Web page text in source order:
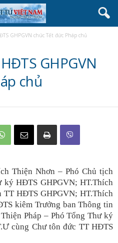
GHPGVN chúc Tết đức Pháp chủ
GHPGVN
chủ
Thiện Nhơn – Phó Chủ tịch
HĐTS GHPGVN; HT.Thích
TT HĐTS GHPGVN; HT.Thích
kiêm Trưởng ban Thông tin
Pháp – Phó Tổng Thư ký
cùng Chư tôn đức TT HĐTS